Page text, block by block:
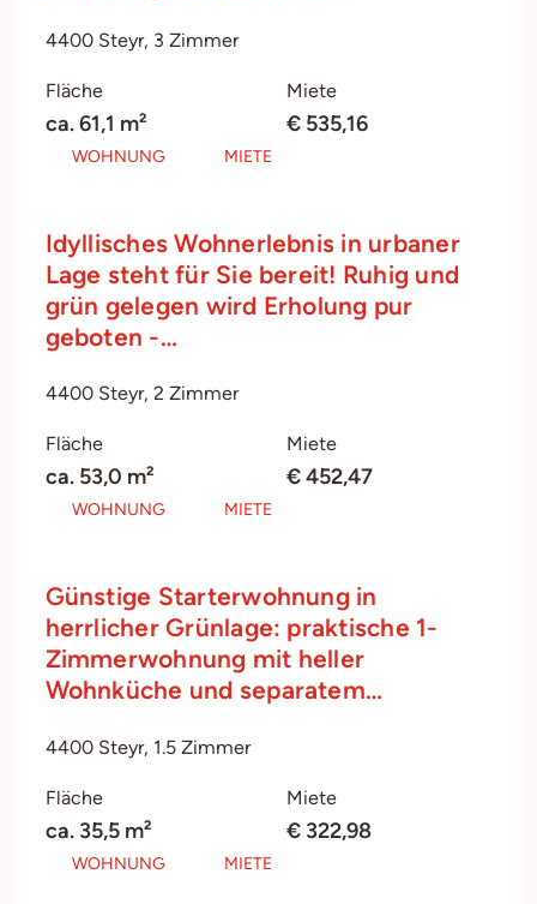
4400 Steyr, 3 Zimmer
Fläche
ca. 61,1 m²
Miete
€ 535,16
WOHNUNG MIETE
Idyllisches Wohnerlebnis in urbaner
Lage steht für Sie bereit! Ruhig und
grün gelegen wird Erholung pur
geboten -…
4400 Steyr, 2 Zimmer
Fläche
ca. 53,0 m²
Miete
€ 452,47
WOHNUNG MIETE
Günstige Starterwohnung in
herrlicher Grünlage: praktische 1-
Zimmerwohnung mit heller
Wohnküche und separatem…
4400 Steyr, 1.5 Zimmer
Fläche
ca. 35,5 m²
Miete
€ 322,98
WOHNUNG MIETE